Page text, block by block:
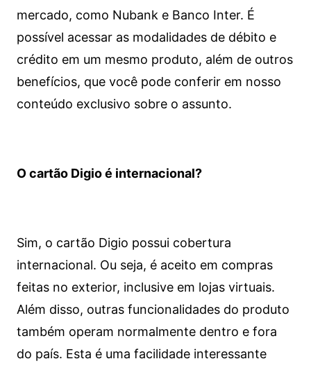
mercado, como Nubank e Banco Inter. É
possível acessar as modalidades de débito e
crédito em um mesmo produto, além de outros
benefícios, que você pode conferir em nosso
conteúdo exclusivo sobre o assunto.
O cartão Digio é internacional?
Sim, o cartão Digio possui cobertura
internacional. Ou seja, é aceito em compras
feitas no exterior, inclusive em lojas virtuais.
Além disso, outras funcionalidades do produto
também operam normalmente dentro e fora
do país. Esta é uma facilidade interessante